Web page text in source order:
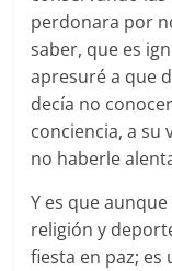
perdonara por
saber, que es
apresuré a que
decía no
conciencia, a su
no haberle
Y es que
religión y
fiesta en paz;